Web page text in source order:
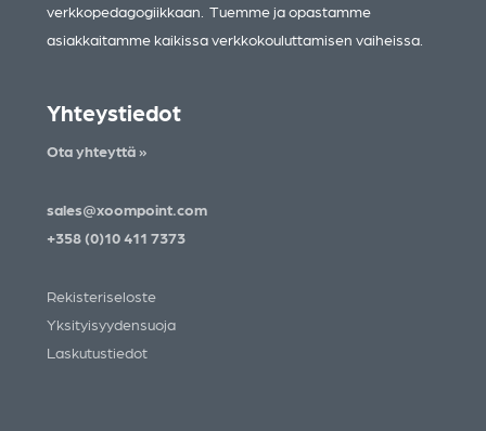
verkkopedagogiikkaan. Tuemme ja opastamme
asiakkaitamme kaikissa verkkokouluttamisen vaiheissa.
Yhteystiedot
Ota yhteyttä »
sales@xoompoint.com
+358 (0)10 411 7373
Rekisteriseloste
Yksityisyydensuoja
Laskutustiedot